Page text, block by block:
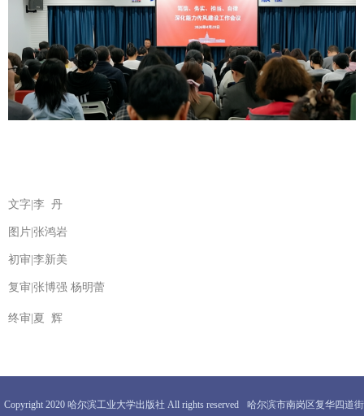
文字|李 丹
图片|张鸿岩
初审|李新美
复审|张博强 杨明蕾
终审|夏 辉
Copyright 2020 哈尔滨工业大学出版社 All rights reserved 哈尔滨市南岗区复华四道街